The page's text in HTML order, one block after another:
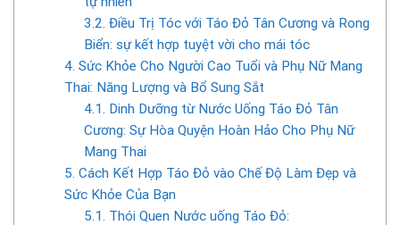
3.2. Điều Trị Tóc với Táo Đỏ Tân Cương và Rong
Biển: sự kết hợp tuyệt vời cho mái tóc
4. Sức Khỏe Cho Người Cao Tuổi và Phụ Nữ Mang
Thai: Năng Lượng và Bổ Sung Sắt
4.1. Dinh Dưỡng từ Nước Uống Táo Đỏ Tân
Cương: Sự Hòa Quyện Hoàn Hảo Cho Phụ Nữ
Mang Thai
5. Cách Kết Hợp Táo Đỏ vào Chế Độ Làm Đẹp và
Sức Khỏe Của Bạn
5.1. Thói Quen Nước uống Táo Đỏ: